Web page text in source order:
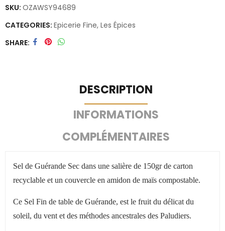
SKU: OZAWSY94689
CATEGORIES: Epicerie Fine, Les Épices
SHARE
DESCRIPTION
INFORMATIONS
COMPLÉMENTAIRES
Sel de Guérande Sec dans une salière de 150gr de carton
recyclable et un couvercle en amidon de maïs compostable.
Ce Sel Fin de table de Guérande, est le fruit du délicat du
soleil, du vent et des méthodes ancestrales des Paludiers.